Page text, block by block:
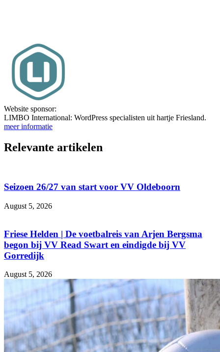
Website sponsor:
LIMBO International: WordPress specialisten uit hartje Friesland.
meer informatie
Relevante artikelen
Seizoen 26/27 van start voor VV Oldeboorn
August 5, 2026
Friese Helden | De voetbalreis van Arjen Bergsma
begon bij VV Read Swart en eindigde bij VV
Gorredijk
August 5, 2026